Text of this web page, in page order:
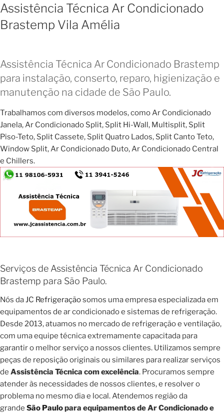
Assistência Técnica Ar Condicionado
Brastemp Vila Amélia
Assistência Técnica Ar Condicionado Brastemp
para instalação, conserto, reparo, higienização e
manutenção na cidade de São Paulo.
Trabalhamos com diversos modelos, como Ar Condicionado
Janela, Ar Condicionado Split, Split Hi-Wall, Multisplit, Split
Piso-Teto, Split Cassete, Split Quatro Lados, Split Canto Teto,
Window Split, Ar Condicionado Duto, Ar Condicionado Central
e Chillers.
Serviços de Assistência Técnica Ar Condicionado
Brastemp para São Paulo.
Nós daJC Refrigeraçãosomos uma empresa especializada em
equipamentos de ar condicionado e sistemas de refrigeração.
Desde 2013, atuamos no mercado de refrigeração e ventilação,
com uma equipe técnica extremamente capacitada para
garantir o melhor serviço a nossos clientes. Utilizamos sempre
peças de reposição originais ou similares para realizar serviços
de Assistência Técnica com excelência. Procuramos sempre
atender às necessidades de nossos clientes, e resolver o
problema no mesmo dia e local. Atendemos região da
grande São Paulopara equipamentos de Ar Condicionado e